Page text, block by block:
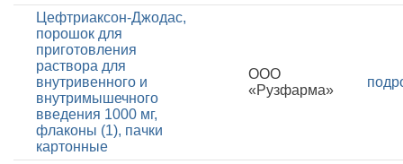
Цефтриаксон-Джодас,
порошок для
приготовления
раствора для
внутривенного и
внутримышечного
введения 1000 мг,
флаконы (1), пачки
картонные
ООО
«Рузфарма»